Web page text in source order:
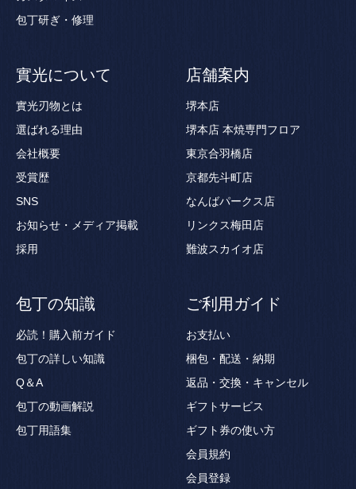
包丁研ぎ・修理
實光について
實光刃物とは
選ばれる理由
会社概要
受賞歴
SNS
お知らせ・メディア掲載
採用
店舗案内
堺本店
堺本店 本焼専門フロア
東京合羽橋店
京都先斗町店
なんばパークス店
リンクス梅田店
難波スカイオ店
包丁の知識
必読！購入前ガイド
包丁の詳しい知識
Q＆A
包丁の動画解説
包丁用語集
ご利用ガイド
お支払い
梱包・配送・納期
返品・交換・キャンセル
ギフトサービス
ギフト券の使い方
会員規約
会員登録